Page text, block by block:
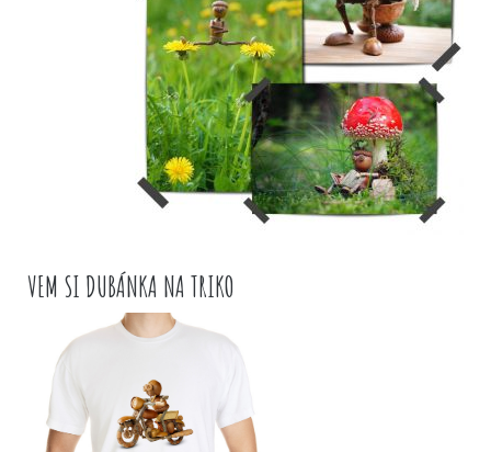
VEM SI DUBÁNKA NA TRIKO